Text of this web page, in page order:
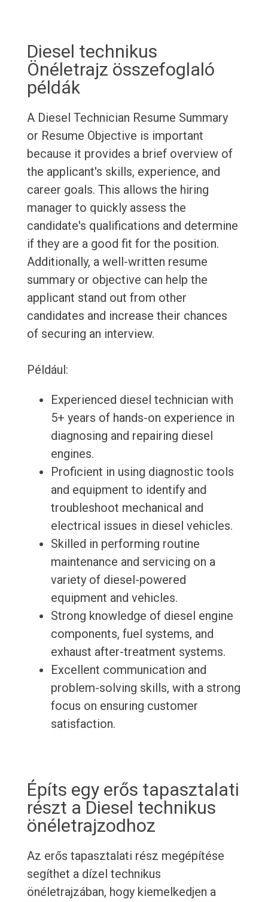
Diesel technikus
Önéletrajz összefoglaló
példák
A Diesel Technician Resume Summary
or Resume Objective is important
because it provides a brief overview of
the applicant's skills, experience, and
career goals. This allows the hiring
manager to quickly assess the
candidate's qualifications and determine
if they are a good fit for the position.
Additionally, a well-written resume
summary or objective can help the
applicant stand out from other
candidates and increase their chances
of securing an interview.
Például:
Experienced diesel technician with
5+ years of hands-on experience in
diagnosing and repairing diesel
engines.
Proficient in using diagnostic tools
and equipment to identify and
troubleshoot mechanical and
electrical issues in diesel vehicles.
Skilled in performing routine
maintenance and servicing on a
variety of diesel-powered
equipment and vehicles.
Strong knowledge of diesel engine
components, fuel systems, and
exhaust after-treatment systems.
Excellent communication and
problem-solving skills, with a strong
focus on ensuring customer
satisfaction.
Építs egy erős tapasztalati
részt a Diesel technikus
önéletrajzodhoz
Az erős tapasztalati rész megépítése
segíthet a dízel technikus
önéletrajzában, hogy kiemelkedjen a